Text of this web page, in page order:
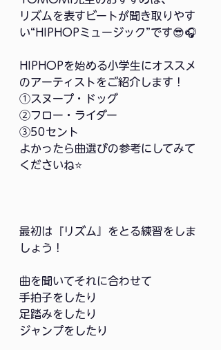
リズムを表すビートが聞き取りやす
い“HIPHOPミュージック”です😎🎧
HIPHOPを始める小学生にオススメ
のアーティストをご紹介します！
①スヌープ・ドッグ
②フロー・ライダー
③50セント
よかったら曲選びの参考にしてみて
くださいね⭐️
最初は『リズム』をとる練習をしま
しょう！
曲を聞いてそれに合わせて
手拍子をしたり
足踏みをしたり
ジャンプをしたり